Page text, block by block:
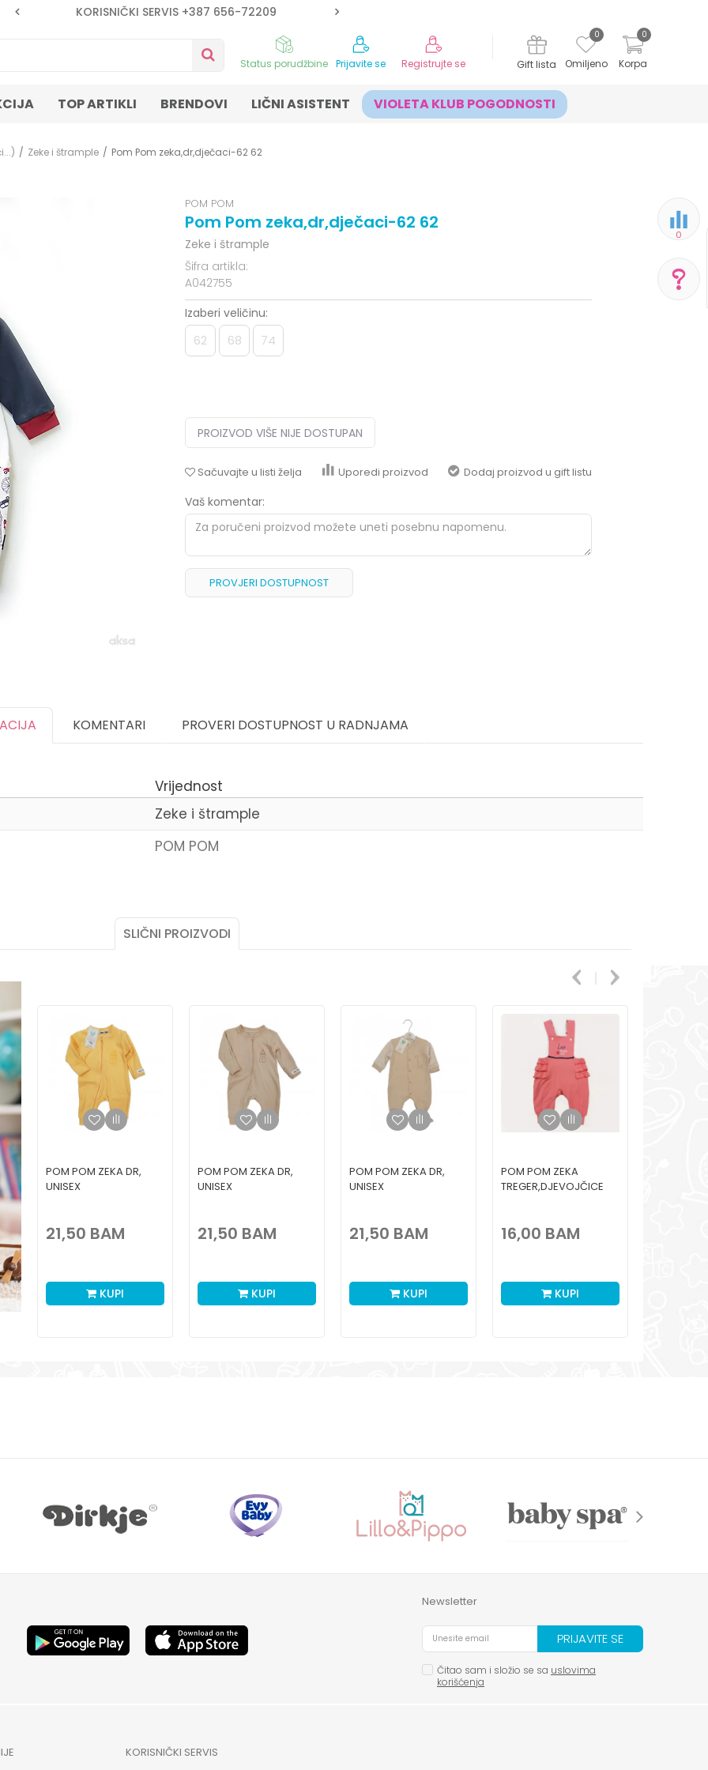
KORISNIČKI SERVIS +387 656-72209
Korpa
0
Omiljeno
0
Gift lista
Prijavite se Registrujte se
Status porudžbine
TOP ARTIKLI BRENDOVI LIČNI ASISTENT VIOLETA KLUB POGODNOSTI
0
Zeke i štrample Pom Pom zeka,dr,dječaci-62 62
POM POM
Pom Pom zeka,dr,dječaci-62 62
Zeke i štrample
Šifra artikla:
A042755
Izaberi veličinu:
62 68 74
PROIZVOD VIŠE NIJE DOSTUPAN
Sačuvajte u listi želja Uporedi proizvod Dodaj proizvod u gift listu
Vaš komentar:
PROVJERI DOSTUPNOST
Pišite nam
KOMENTARI PROVERI DOSTUPNOST U RADNJAMA
Vrijednost
Zeke i štrample
POM POM
SLIČNI PROIZVODI
POM POM ZEKA DR,
UNISEX
21,50 BAM
KUPI
POM POM ZEKA DR,
UNISEX
21,50 BAM
KUPI
POM POM ZEKA DR,
UNISEX
21,50 BAM
KUPI
POM POM ZEKA
TREGER,DJEVOJČICE
16,00 BAM
KUPI
Newsletter
PRIJAVITE SE
Čitao sam i složio se sa uslovima
korišćenja
KORISNIČKI SERVIS